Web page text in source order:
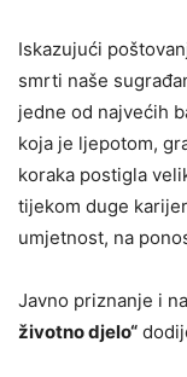
Iskazujući
smrti naše
jedne od najvećih
koja je ljepotom,
koraka postigla
tijekom duge
umjetnost, na
Javno priznanje i
životno djelo“